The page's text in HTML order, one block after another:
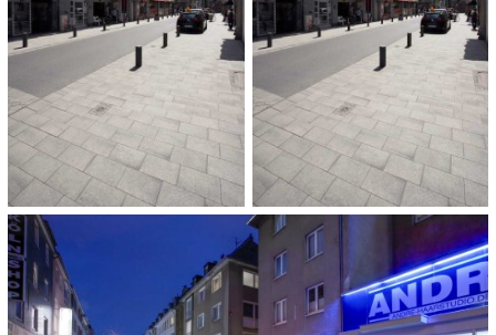
Menge: 614 Stück
ARCHITEKT:
Stefan Schmitz BDA Architekt + Stadtplaner, Köln
BAUHERR:
Stadt Köln
FLÄCHE:
6.000 m²